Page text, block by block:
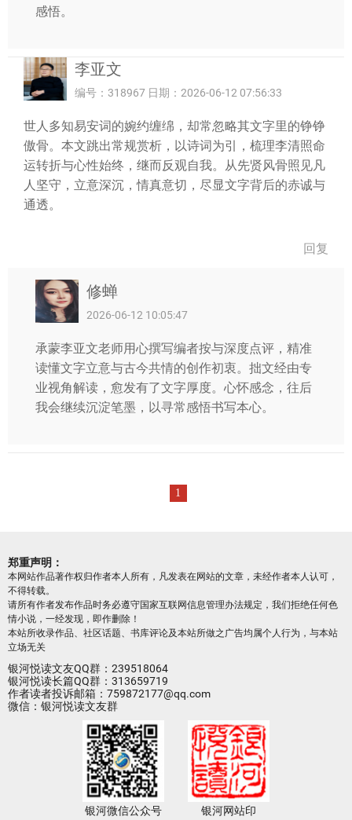
感悟。
李亚文
编号：318967 日期：2026-06-12 07:56:33
世人多知易安词的婉约缠绵，却常忽略其文字里的铮铮
傲骨。本文跳出常规赏析，以诗词为引，梳理李清照命
运转折与心性始终，继而反观自我。从先贤风骨照见凡
人坚守，立意深沉，情真意切，尽显文字背后的赤诚与
通透。
回复
修蝉
2026-06-12 10:05:47
承蒙李亚文老师用心撰写编者按与深度点评，精准
读懂文字立意与古今共情的创作初衷。拙文经由专
业视角解读，愈发有了文字厚度。心怀感念，往后
我会继续沉淀笔墨，以寻常感悟书写本心。
1
郑重声明：
本网站作品著作权归作者本人所有，凡发表在网站的文章，未经作者本人认可，
不得转载。
请所有作者发布作品时务必遵守国家互联网信息管理办法规定，我们拒绝任何色
情小说，一经发现，即作删除！
本站所收录作品、社区话题、书库评论及本站所做之广告均属个人行为，与本站
立场无关
银河悦读文友QQ群：239518064
银河悦读长篇QQ群：313659719
作者读者投诉邮箱：759872177@qq.com
微信：银河悦读文友群
银河微信公众号 银河网站印